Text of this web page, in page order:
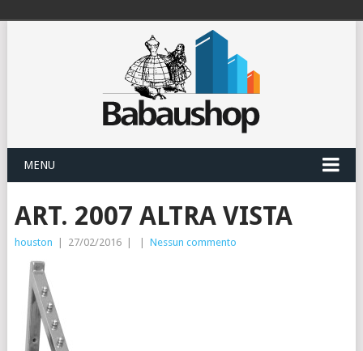
MENU
ART. 2007 ALTRA VISTA
houston 27/02/2016 Nessun commento